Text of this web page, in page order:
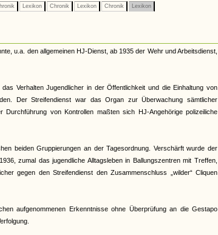
Lexikon Chronik Lexikon Chronik Lexikon
u.a. den allgemeinen HJ-Dienst, ab 1935 der Wehr und Arbeitsdienst,
Verhalten Jugendlicher in der Öffentlichkeit und die Einhaltung von
Der Streifendienst war das Organ zur Überwachung sämtlicher
von Kontrollen maßten sich HJ-Angehörige polizeiliche
beiden Gruppierungen an der Tagesordnung. Verschärft wurde der
zumal das jugendliche Alltagsleben in Ballungszentren mit Treffen,
gegen den Streifendienst den Zusammenschluss „wilder“ Cliquen
aufgenommenen Erkenntnisse ohne Überprüfung an die Gestapo